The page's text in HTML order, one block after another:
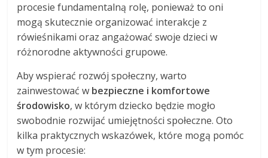
procesie fundamentalną rolę, ponieważ to oni
mogą skutecznie organizować interakcje z
rówieśnikami oraz angażować swoje dzieci w
różnorodne aktywności grupowe.
Aby wspierać rozwój społeczny, warto
zainwestować w bezpieczne i komfortowe
środowisko, w którym dziecko będzie mogło
swobodnie rozwijać umiejętności społeczne. Oto
kilka praktycznych wskazówek, które mogą pomóc
w tym procesie: